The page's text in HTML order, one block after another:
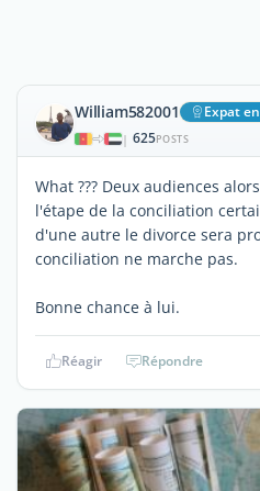
William582001 Expat
| 625POSTS
What ??? Deux audiences
l'étape de la conciliation
d'une autre le divorce sera
conciliation ne marche pas.
Bonne chance à lui.
Réagir Répondre